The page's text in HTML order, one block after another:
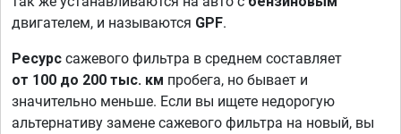
двигателем, и называются GPF.
Ресурс сажевого фильтра в среднем составляет
от 100 до 200 тыс. км пробега, но бывает и
значительно меньше. Если вы ищете недорогую
альтернативу замене сажевого фильтра на новый, вы